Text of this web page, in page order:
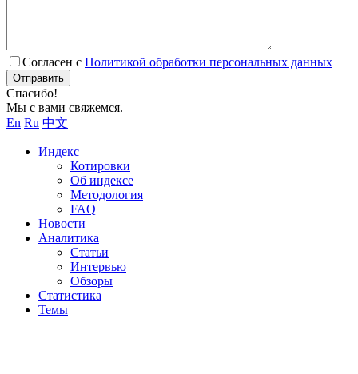
Согласен с Политикой обработки персональных данных
Отправить
Спасибо!
Мы с вами свяжемся.
En Ru 中文
Индекс
Котировки
Об индексе
Методология
FAQ
Новости
Аналитика
Статьи
Интервью
Обзоры
Статистика
Темы